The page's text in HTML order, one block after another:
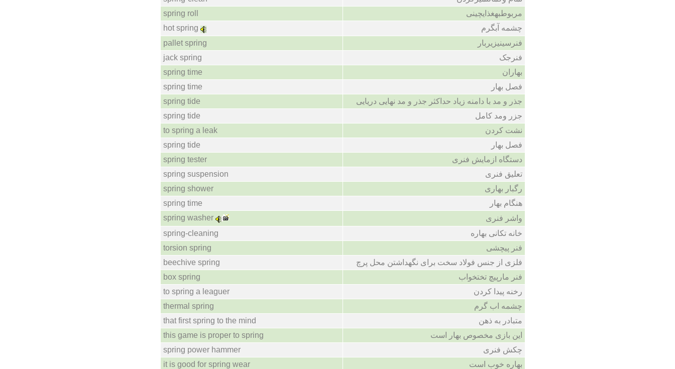
spring roll
مربوطبهغذایچینی
hot spring
چشمه آبگرم
pallet spring
فنرسینیزیربار
jack spring
فنرجک
spring time
بهاران
spring time
فصل بهار
spring tide
جذر و مد با دامنه زیاد حداکثر جذر و مد نهایی دریایی
spring tide
جزر ومد کامل
to spring a leak
نشت کردن
spring tide
فصل بهار
spring tester
دستگاه ازمایش فنری
spring suspension
تعلیق فنری
spring shower
رگبار بهاری
spring time
هنگام بهار
spring washer
واشر فنری
spring-cleaning
خانه تکانی بهاره
torsion spring
فنر پیچشی
beechive spring
فلزی از جنس فولاد سخت برای نگهداشتن محل پرچ
box spring
فنر مارپیچ تختخواب
to spring a leaguer
رخنه پیدا کردن
thermal spring
چشمه اب گرم
that first spring to the mind
متبادر به ذهن
this game is proper to spring
این بازی مخصوص بهار است
spring power hammer
چکش فنری
it is good for spring wear
بهاره خوب است